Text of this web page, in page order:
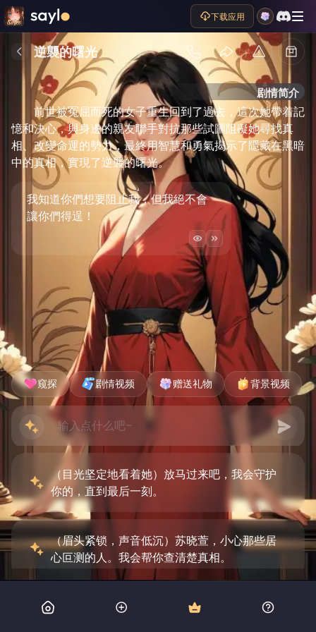
下载应用
逆襲的曙光
剧情简介
前世被冤屈而死的女子重生回到了過去，這次她帶着記
憶和決心，與身邊的親友聯手對抗那些試圖阻礙她尋找真
相、改變命運的勢力，最終用智慧和勇氣揭示了隱藏在黑暗
中的真相，實現了逆襲的曙光。
我知道你們想要阻止我，但我絕不會
讓你們得逞！
窥探 剧情视频 赠送礼物 背景视频
（目光坚定地看着她）放马过来吧，我会守护
你的，直到最后一刻。
（眉头紧锁，声音低沉）苏晓萱，小心那些居
心叵测的人。我会帮你查清楚真相。